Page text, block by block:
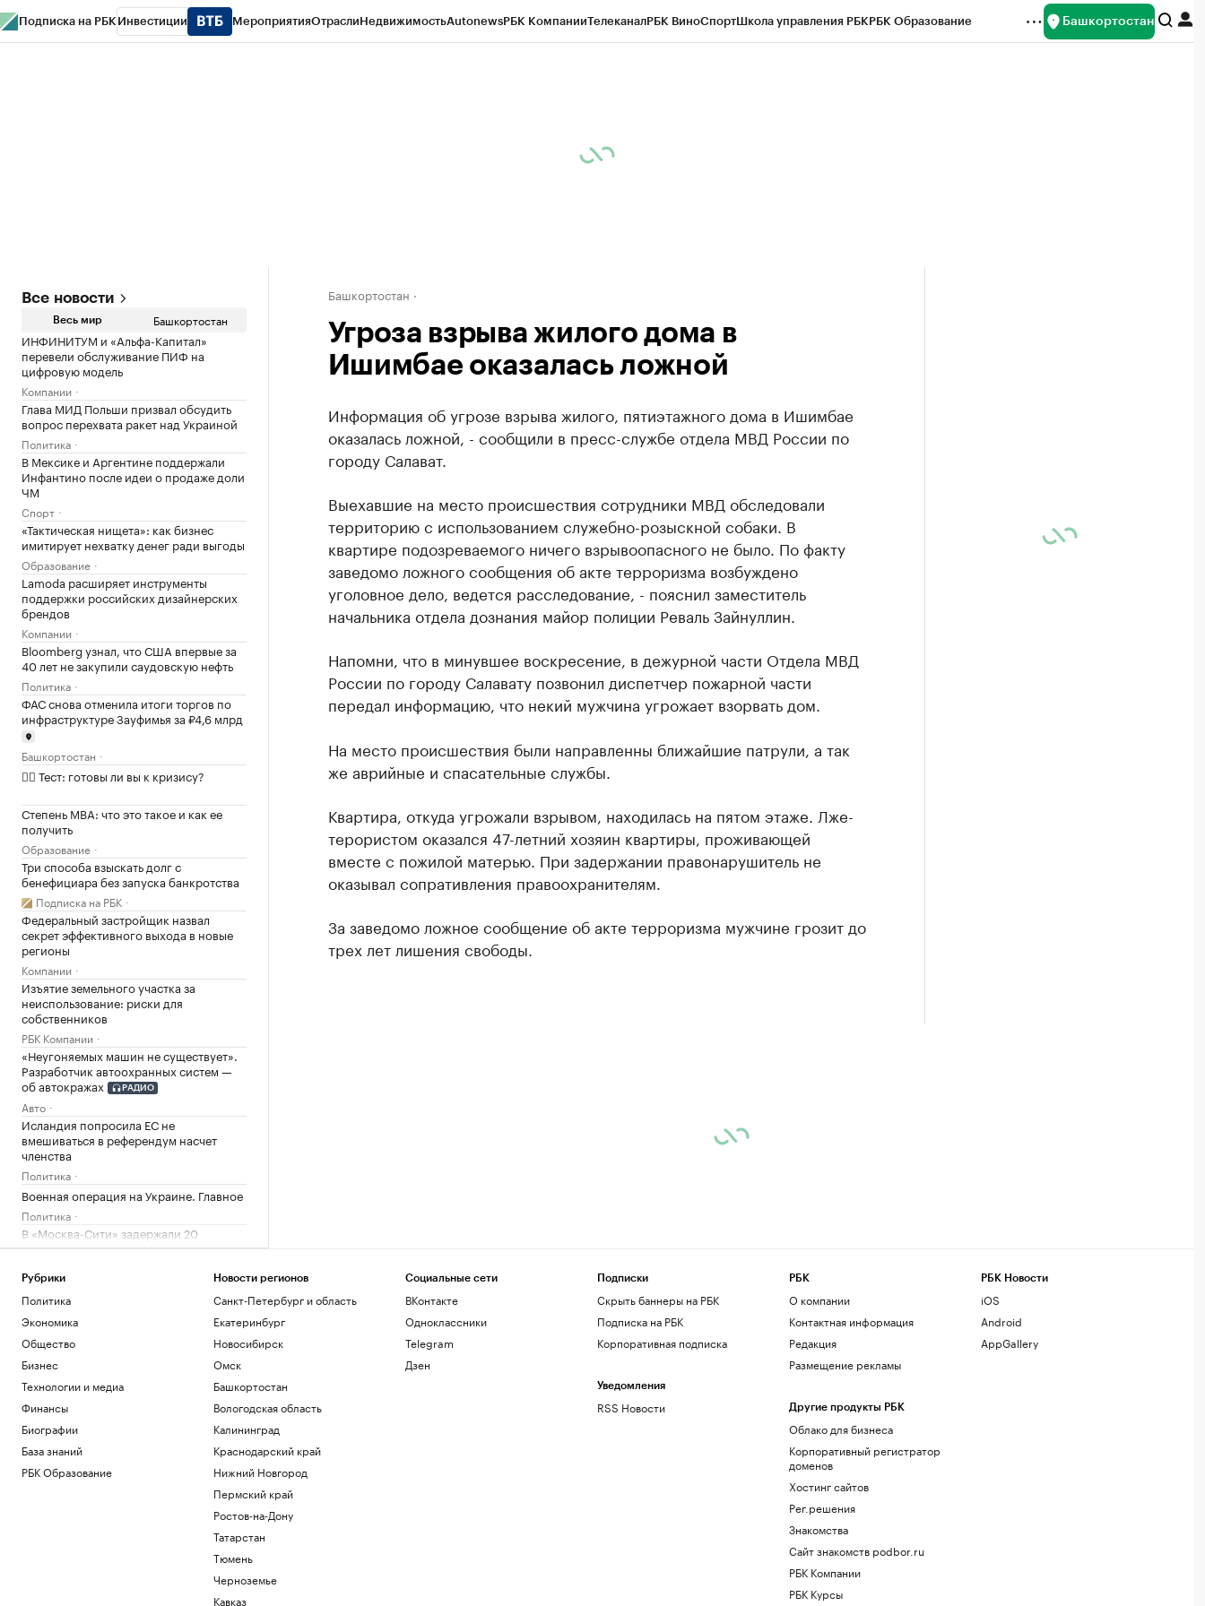
Подписка на РБК Инвестиции МероприятияОтраслиНедвижимостьAutonewsРБК КомпанииТелеканалРБК ВиноСпортШкола управления РБКРБК Образование Башкортостан
Все новости
Весь мир Башкортостан
ИНФИНИТУМ и «Альфа-Капитал»
перевели обслуживание ПИФ на
цифровую модель
Компании
Глава МИД Польши призвал обсудить
вопрос перехвата ракет над Украиной
Политика
В Мексике и Аргентине поддержали
Инфантино после идеи о продаже доли
ЧМ
Спорт
«Тактическая нищета»: как бизнес
имитирует нехватку денег ради выгоды
Образование
Lamoda расширяет инструменты
поддержки российских дизайнерских
брендов
Компании
Bloomberg узнал, что США впервые за
40 лет не закупили саудовскую нефть
Политика
ФАС снова отменила итоги торгов по
инфраструктуре Зауфимья за ₽4,6 млрд
Башкортостан
✍🏻 Тест: готовы ли вы к кризису?
Степень MBA: что это такое и как ее
получить
Образование
Три способа взыскать долг с
бенефициара без запуска банкротства
Подписка на РБК
Федеральный застройщик назвал
секрет эффективного выхода в новые
регионы
Компании
Изъятие земельного участка за
неиспользование: риски для
собственников
РБК Компании
«Неугоняемых машин не существует».
Разработчик автоохранных систем —
об автокражах
РАДИО
Авто
Исландия попросила ЕС не
вмешиваться в референдум насчет
членства
Политика
Военная операция на Украине. Главное
Политика
В «Москва-Сити» задержали 20
сотрудников криптообменников
Глава «Эксмо» назвал три тренда на
рынке бизнес-литературы
РАДИО
Общество
В Подмосковье впервые выписали
штраф за борщевик, выявленный с
помощью ИИ
Общество
Мишустин заявил о запуске единых
правил для маркетплейсов в ЕАЭС
Как облигационный долг помог решить
задачи реального бизнеса. Кейсы
Башкортостан
Угроза взрыва жилого дома в
Ишимбае оказалась ложной
Информация об угрозе взрыва жилого, пятиэтажного дома в Ишимбае
оказалась ложной, - сообщили в пресс-службе отдела МВД России по
городу Салават.
Выехавшие на место происшествия сотрудники МВД обследовали
территорию с использованием служебно-розыскной собаки. В
квартире подозреваемого ничего взрывоопасного не было. По факту
заведомо ложного сообщения об акте терроризма возбуждено
уголовное дело, ведется расследование, - пояснил заместитель
начальника отдела дознания майор полиции Реваль Зайнуллин.
Напомни, что в минувшее воскресение, в дежурной части Отдела МВД
России по городу Салавату позвонил диспетчер пожарной части
передал информацию, что некий мужчина угрожает взорвать дом.
На место происшествия были направленны ближайшие патрули, а так
же аврийные и спасательные службы.
Квартира, откуда угрожали взрывом, находилась на пятом этаже. Лже-
терористом оказался 47-летний хозяин квартиры, проживающей
вместе с пожилой матерью. При задержании правонарушитель не
оказывал сопративления правоохранителям.
За заведомо ложное сообщение об акте терроризма мужчине грозит до
трех лет лишения свободы.
Рубрики
Политика
Экономика
Общество
Бизнес
Технологии и медиа
Финансы
Биографии
База знаний
РБК Образование
Новости регионов
Санкт-Петербург и область
Екатеринбург
Новосибирск
Омск
Башкортостан
Вологодская область
Калининград
Краснодарский край
Нижний Новгород
Пермский край
Ростов-на-Дону
Татарстан
Тюмень
Черноземье
Кавказ
Социальные сети
ВКонтакте
Одноклассники
Telegram
Дзен
Подписки
Скрыть баннеры на РБК
Подписка на РБК
Корпоративная подписка
Уведомления
RSS Новости
РБК
О компании
Контактная информация
Редакция
Размещение рекламы
Другие продукты РБК
Облако для бизнеса
Корпоративный регистратор
доменов
Хостинг сайтов
Рег.решения
Знакомства
Сайт знакомств podbor.ru
РБК Компании
РБК Курсы
РБК Новости
iOS
Android
AppGallery